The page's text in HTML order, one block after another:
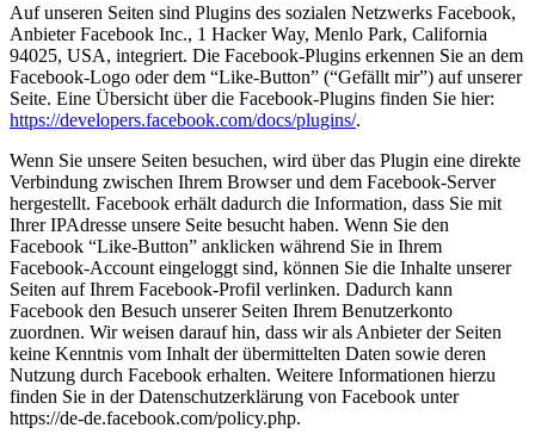
Auf unseren Seiten sind Plugins des sozialen Netzwerks Facebook,
Anbieter Facebook Inc., 1 Hacker Way, Menlo Park, California
94025, USA, integriert. Die Facebook-Plugins erkennen Sie an dem
Facebook-Logo oder dem “Like-Button” (“Gefällt mir”) auf unserer
Seite. Eine Übersicht über die Facebook-Plugins finden Sie hier:
https://developers.facebook.com/docs/plugins/.
Wenn Sie unsere Seiten besuchen, wird über das Plugin eine direkte
Verbindung zwischen Ihrem Browser und dem Facebook-Server
hergestellt. Facebook erhält dadurch die Information, dass Sie mit
Ihrer IPAdresse unsere Seite besucht haben. Wenn Sie den
Facebook “Like-Button” anklicken während Sie in Ihrem
Facebook-Account eingeloggt sind, können Sie die Inhalte unserer
Seiten auf Ihrem Facebook-Profil verlinken. Dadurch kann
Facebook den Besuch unserer Seiten Ihrem Benutzerkonto
zuordnen. Wir weisen darauf hin, dass wir als Anbieter der Seiten
keine Kenntnis vom Inhalt der übermittelten Daten sowie deren
Nutzung durch Facebook erhalten. Weitere Informationen hierzu
finden Sie in der Datenschutzerklärung von Facebook unter
https://de-de.facebook.com/policy.php.